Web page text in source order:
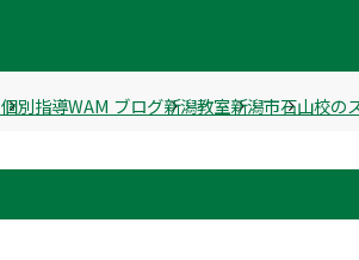
個別指導WAM ブログ新潟教室新潟市石山校の